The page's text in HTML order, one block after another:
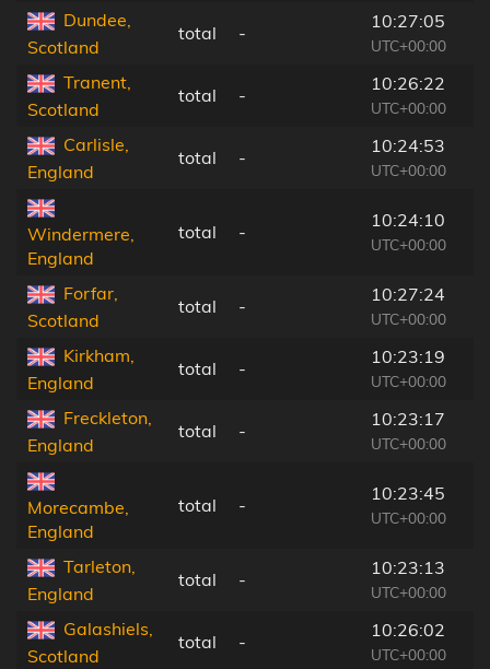
Dundee,
Scotland
total -
10:27:05
UTC+00:00
Tranent,
Scotland
total -
10:26:22
UTC+00:00
Carlisle,
England
total -
10:24:53
UTC+00:00
Windermere,
England
total -
10:24:10
UTC+00:00
Forfar,
Scotland
total -
10:27:24
UTC+00:00
Kirkham,
England
total -
10:23:19
UTC+00:00
Freckleton,
England
total -
10:23:17
UTC+00:00
Morecambe,
England
total -
10:23:45
UTC+00:00
Tarleton,
England
total -
10:23:13
UTC+00:00
Galashiels,
Scotland
total -
10:26:02
UTC+00:00